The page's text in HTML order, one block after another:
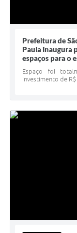
Prefeitura de
Paula inaugura
espaços para o
Espaço foi
investimento de R$